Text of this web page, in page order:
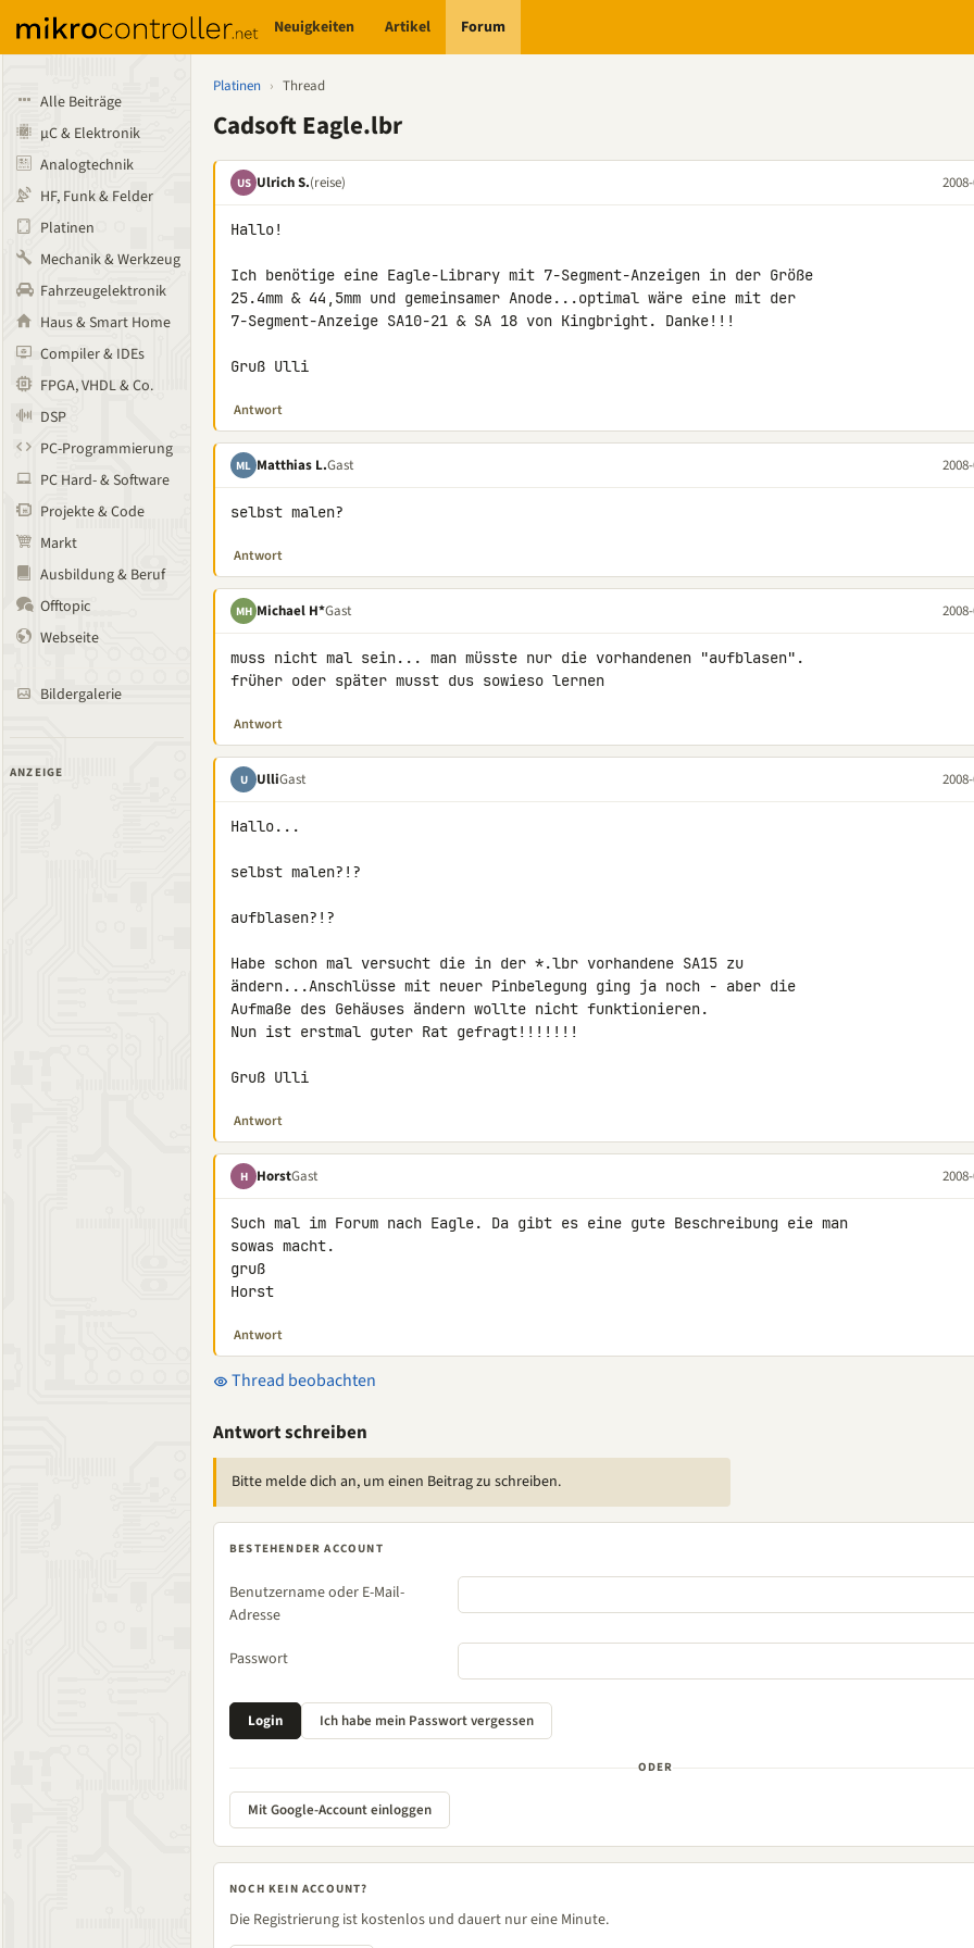
Neuigkeiten Artikel Forum
Alle Beiträge
µC & Elektronik
Analogtechnik
HF, Funk & Felder
Platinen
Mechanik & Werkzeug
Fahrzeugelektronik
Haus & Smart Home
Compiler & IDEs
FPGA, VHDL & Co.
DSP
PC-Programmierung
PC Hard- & Software
Projekte & Code
Markt
Ausbildung & Beruf
Offtopic
Webseite
Bildergalerie
ANZEIGE
Platinen › Thread
Cadsoft Eagle.lbr
US Ulrich S.(reise)
Hallo!
Ich benötige eine Eagle-Library mit 7-Segment-Anzeigen in der Größe
25.4mm & 44,5mm und gemeinsamer Anode...optimal wäre eine mit der
7-Segment-Anzeige SA10-21 & SA 18 von Kingbright. Danke!!!
Gruß Ulli
Antwort
ML Matthias L.Gast
selbst malen?
Antwort
MH Michael H*Gast
muss nicht mal sein... man müsste nur die vorhandenen "aufblasen".
früher oder später musst dus sowieso lernen
Antwort
U UlliGast
Hallo...
selbst malen?!?
aufblasen?!?
Habe schon mal versucht die in der *.lbr vorhandene SA15 zu
ändern...Anschlüsse mit neuer Pinbelegung ging ja noch - aber die
Aufmaße des Gehäuses ändern wollte nicht funktionieren.
Nun ist erstmal guter Rat gefragt!!!!!!!
Gruß Ulli
Antwort
H HorstGast
Such mal im Forum nach Eagle. Da gibt es eine gute Beschreibung eie man
sowas macht.
gruß
Horst
Antwort
Thread beobachten
Antwort schreiben
Bitte melde dich an, um einen Beitrag zu schreiben.
BESTEHENDER ACCOUNT
Benutzername oder E-Mail-
Adresse
Passwort
ODER
Mit Google-Account einloggen
NOCH KEIN ACCOUNT?
Die Registrierung ist kostenlos und dauert nur eine Minute.